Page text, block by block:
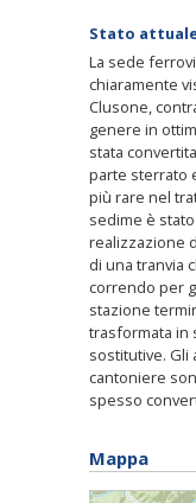
Stato
La sede
chiaramente
Clusone,
genere in
stata
parte sterrato
più rare nel
sedime è
realizzazione
di una tranvia
correndo per
stazione
trasformata in
sostitutive. Gli
cantoniere
spesso
Mappa